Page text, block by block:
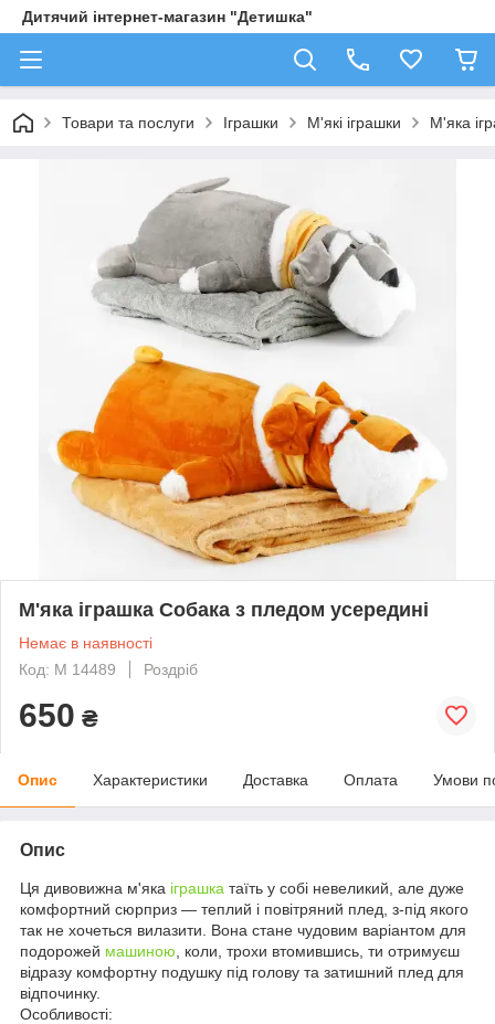
Дитячий інтернет-магазин "Детишка"
Товари та послуги Іграшки М'які іграшки М'яка
М'яка іграшка Собака з пледом усередині
Немає в наявності
Код: М 14489
Роздріб
650 ₴
Опис Характеристики Доставка Оплата Умови
Опис
Ця дивовижна м'яка іграшка таїть у собі невеликий, але дуже
комфортний сюрприз — теплий і повітряний плед, з-під якого
так не хочеться вилазити. Вона стане чудовим варіантом для
подорожей машиною , коли, трохи втомившись, ти отримуєш
відразу комфортну подушку під голову та затишний плед для
відпочинку.
Особливості: